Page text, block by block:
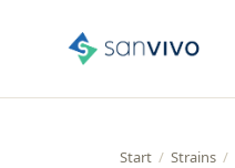
Start / Strains /